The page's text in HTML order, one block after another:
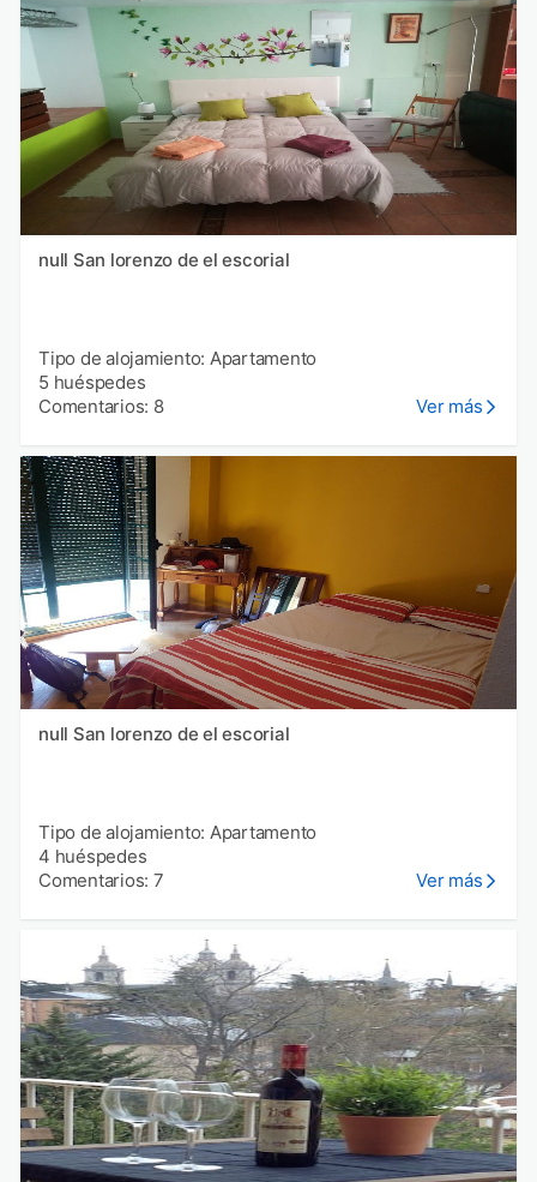
null San lorenzo de el escorial
Tipo de alojamiento: Apartamento
5 huéspedes
Comentarios: 8
Ver más
null San lorenzo de el escorial
Tipo de alojamiento: Apartamento
4 huéspedes
Comentarios: 7
Ver más